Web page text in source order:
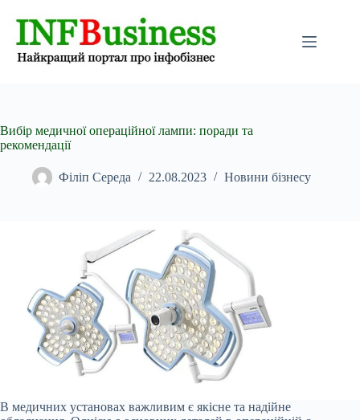
Вибір медичної операційної лампи: поради та
рекомендації
Філіп Середа 22.08.2023 Новини бізнесу
В медичних установах важливим є якісне та надійне